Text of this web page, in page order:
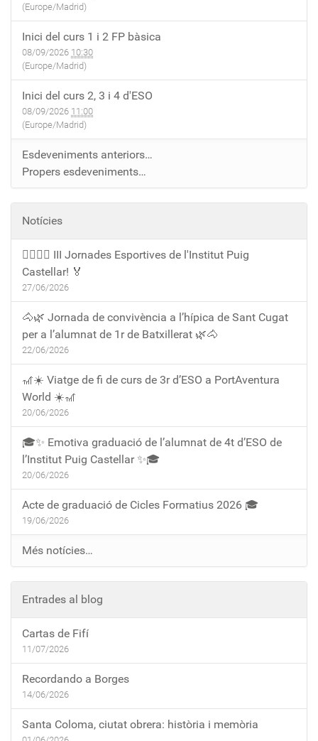
(Europe/Madrid)
Inici del curs 1 i 2 FP bàsica
08/09/2026 10:30
(Europe/Madrid)
Inici del curs 2, 3 i 4 d'ESO
08/09/2026 11:00
(Europe/Madrid)
Esdeveniments anteriors…
Propers esdeveniments…
Notícies
🏃‍♀️🏃‍♂️ III Jornades Esportives de l'Institut Puig
Castellar! 🏅
27/06/2026
🐴🌿 Jornada de convivència a l’hípica de Sant Cugat
per a l’alumnat de 1r de Batxillerat 🌿🐴
22/06/2026
🎢☀️ Viatge de fi de curs de 3r d’ESO a PortAventura
World ☀️🎢
20/06/2026
🎓✨ Emotiva graduació de l’alumnat de 4t d’ESO de
l’Institut Puig Castellar ✨🎓
20/06/2026
Acte de graduació de Cicles Formatius 2026 🎓
19/06/2026
Més notícies…
Entrades al blog
Cartas de Fifí
11/07/2026
Recordando a Borges
14/06/2026
Santa Coloma, ciutat obrera: història i memòria